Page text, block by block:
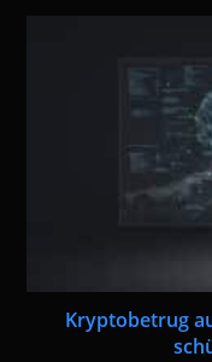
Kryptobetrug